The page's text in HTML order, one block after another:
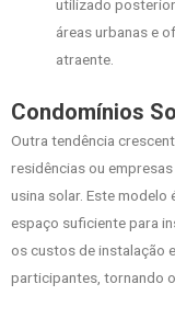
utilizado
áreas urbanas e
atraente.
Condomínios
Outra tendência
residências ou
usina solar. Este modelo
espaço suficiente para
os custos de instalação
participantes, tornando